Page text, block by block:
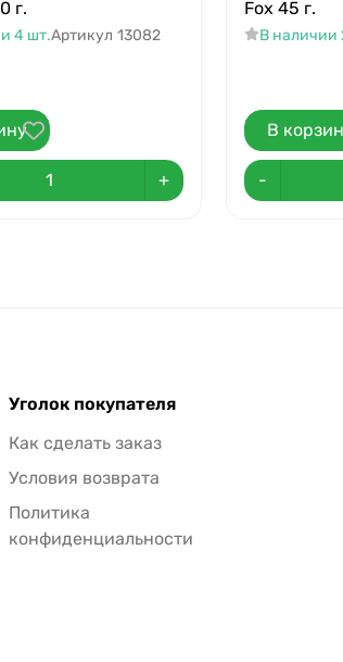
г.
4 шт.Артикул 13082
+
Fox 45 г.
В наличии
В
-
Уголок покупателя
Как сделать заказ
Условия возврата
Политика
конфиденциальности